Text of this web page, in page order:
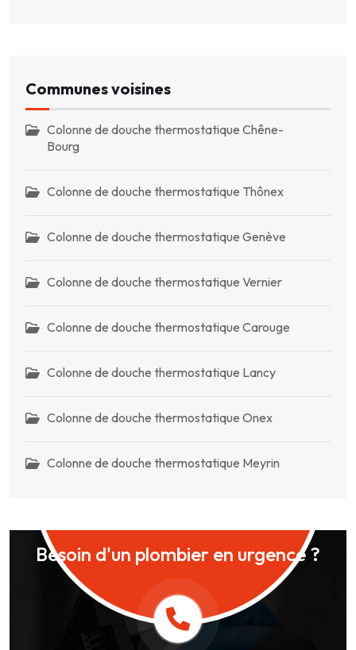
Communes voisines
Colonne de douche thermostatique Chêne-
Bourg
Colonne de douche thermostatique Thônex
Colonne de douche thermostatique Genève
Colonne de douche thermostatique Vernier
Colonne de douche thermostatique Carouge
Colonne de douche thermostatique Lancy
Colonne de douche thermostatique Onex
Colonne de douche thermostatique Meyrin
Besoin d'un plombier en urgence ?